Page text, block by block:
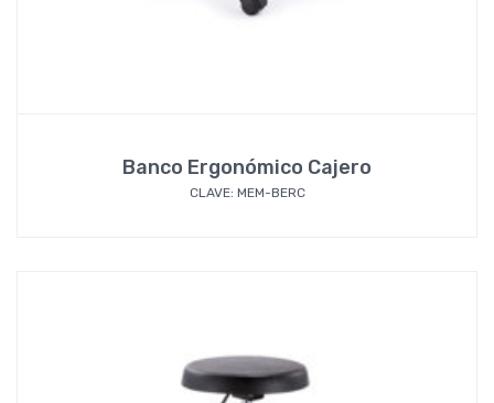
Banco Ergonómico Cajero
CLAVE: MEM-BERC